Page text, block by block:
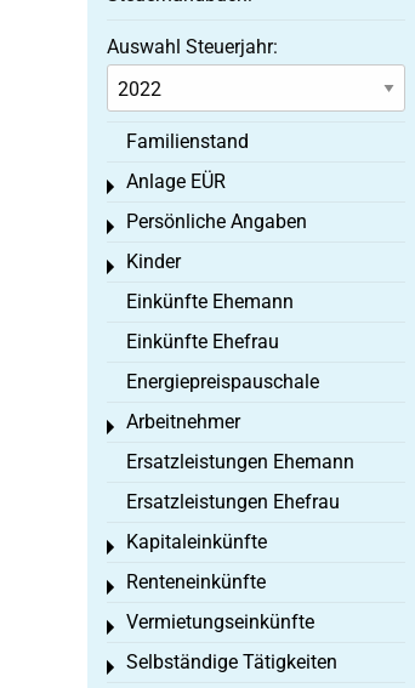
Auswahl Steuerjahr:
Familienstand
Anlage EÜR
Toggle menu
Persönliche Angaben
Toggle menu
Kinder
Toggle menu
Einkünfte Ehemann
Einkünfte Ehefrau
Energiepreispauschale
Arbeitnehmer
Toggle menu
Ersatzleistungen Ehemann
Ersatzleistungen Ehefrau
Kapitaleinkünfte
Toggle menu
Renteneinkünfte
Toggle menu
Vermietungseinkünfte
Toggle menu
Selbständige Tätigkeiten
Toggle menu